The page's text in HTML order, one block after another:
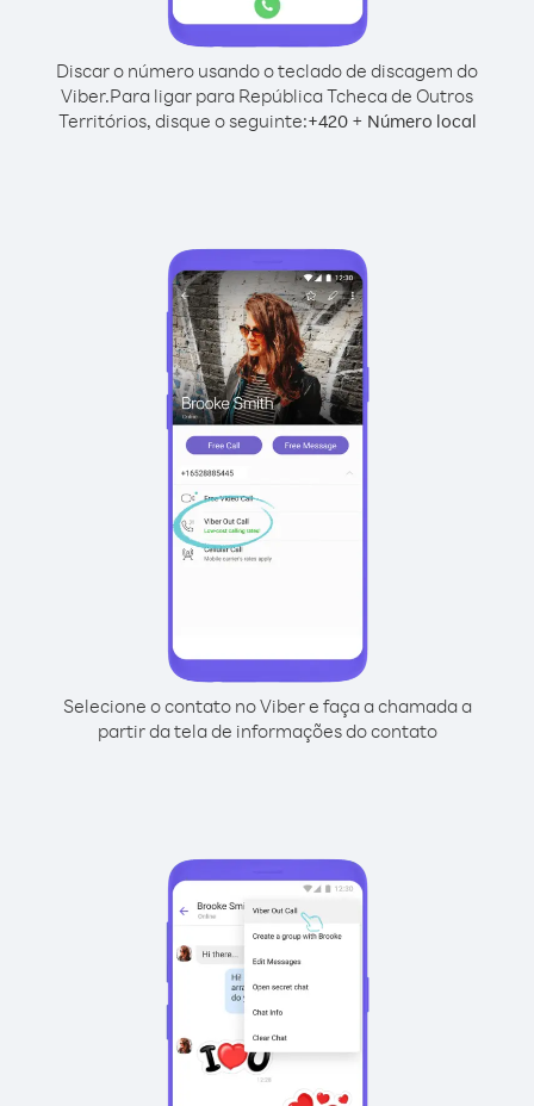
Discar o número usando o teclado de discagem do
Viber.Para ligar para República Tcheca de Outros
Territórios, disque o seguinte:+420+ Número local
Selecione o contato no Viber e faça a chamada a
partir da tela de informações do contato